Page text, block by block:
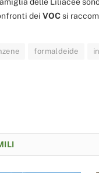
delle Liliacee
dei VOCsi
formaldeide